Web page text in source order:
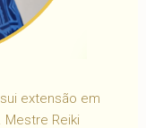
extensão em
Mestre Reiki